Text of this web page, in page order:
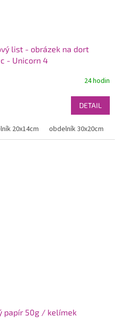
list - obrázek na dort
- Unicorn 4
24 hodin
DETAIL
20x14cm obdelník 30x20cm
papír 50g / kelímek